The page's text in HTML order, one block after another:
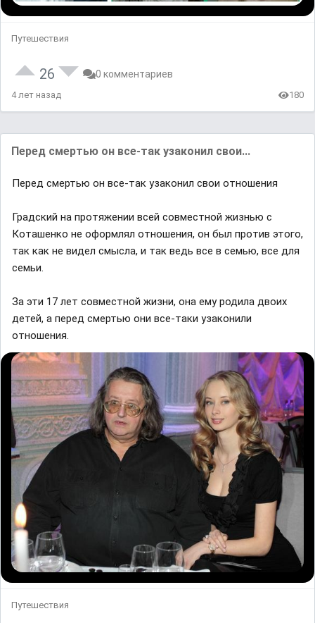
Путешествия
26 0 комментариев
4 лет назад 180
Перед смертью он все-так узаконил свои...
Перед смертью он все-так узаконил свои отношения
Градский на протяжении всей совместной жизнью с
Коташенко не оформлял отношения, он был против этого,
так как не видел смысла, и так ведь все в семью, все для
семьи.
За эти 17 лет совместной жизни, она ему родила двоих
детей, а перед смертью они все-таки узаконили
отношения.
Путешествия